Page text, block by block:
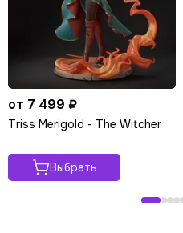
от 7 499 ₽
Triss Merigold - The Witcher
Выбрать